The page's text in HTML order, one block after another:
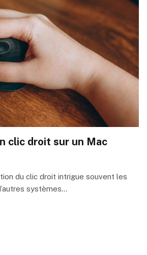
clic droit sur un Mac
du clic droit intrigue souvent les
systèmes…